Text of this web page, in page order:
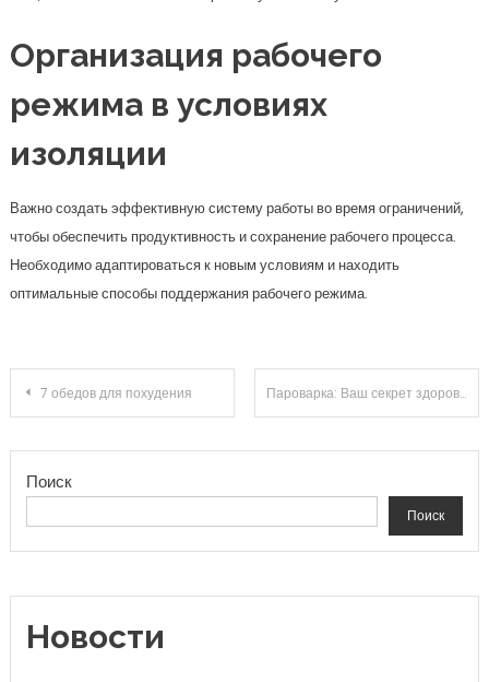
Организация рабочего
режима в условиях
изоляции
Важно создать эффективную систему работы во время ограничений,
чтобы обеспечить продуктивность и сохранение рабочего процесса.
Необходимо адаптироваться к новым условиям и находить
оптимальные способы поддержания рабочего режима.
Навигация по записям
7 обедов для похудения Пароварка: Ваш секрет здорового питания и кулинарного вдохновения на кухне
Поиск
Поиск
Новости